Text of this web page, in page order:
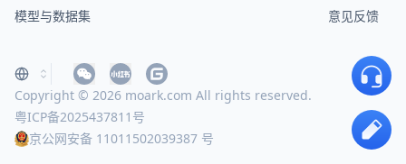
模型与数据集 意见反馈
Copyright © 2026 moark.com All rights reserved.
粤ICP备2025437811号
京公网安备 11011502039387 号